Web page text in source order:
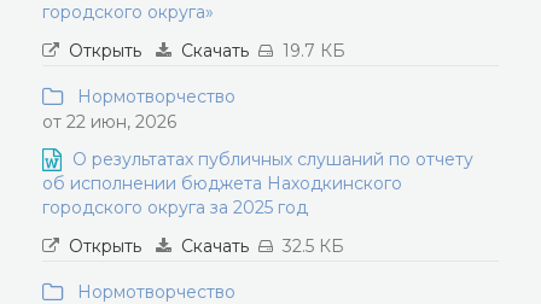
городского округа»
Открыть
Скачать 19.7 КБ
Нормотворчество
от 22 июн, 2026
О результатах публичных слушаний по отчету
об исполнении бюджета Находкинского
городского округа за 2025 год
Открыть
Скачать 32.5 КБ
Нормотворчество